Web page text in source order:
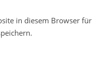
in diesem Browser für